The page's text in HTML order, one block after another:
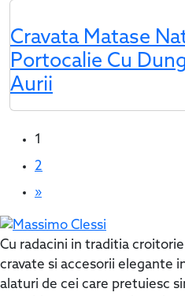
Cravata Matase
Portocalie Cu
Aurii
1
2
»
Cu radacini in traditia
cravate si accesorii elegante
alaturi de cei care pretuiesc